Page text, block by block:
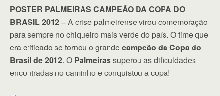
POSTER PALMEIRAS CAMPEÃO DA COPA DO
BRASIL 2012– A crise palmeirense virou comemoração
para sempre no chiqueiro mais verde do país. O time que
era criticado se tornou o grandecampeão da Copa do
Brasil de 2012. O Palmeirassuperou as dificuldades
encontradas no caminho e conquistou a copa!